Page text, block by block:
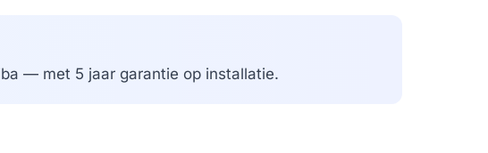
— met 5 jaar garantie op installatie.